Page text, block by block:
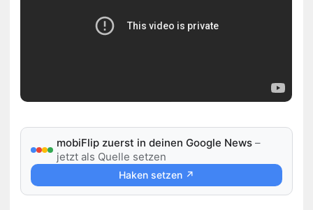
mobiFlip zuerst in deinen Google News –
jetzt als Quelle setzen
Haken setzen ↗